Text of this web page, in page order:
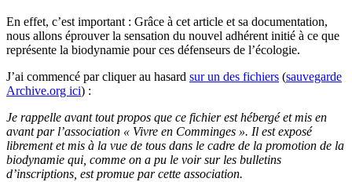
En effet, c’est important : Grâce à cet article et sa documentation,
nous allons éprouver la sensation du nouvel adhérent initié à ce que
représente la biodynamie pour ces défenseurs de l’écologie.
J’ai commencé par cliquer au hasard sur un des fichiers (sauvegarde
Archive.org ici) :
Je rappelle avant tout propos que ce fichier est hébergé et mis en
avant par l’association « Vivre en Comminges ». Il est exposé
librement et mis à la vue de tous dans le cadre de la promotion de la
biodynamie qui, comme on a pu le voir sur les bulletins
d’inscriptions, est promue par cette association.